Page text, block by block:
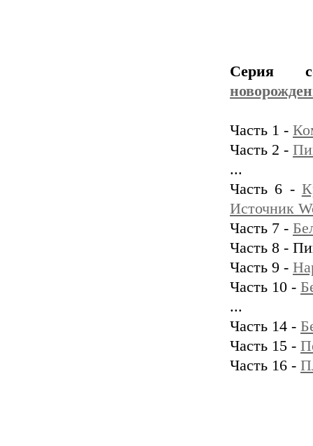
Серия
Часть 1 -
Часть 2 -
...
Часть 6 -
Источник
Часть 7 -
Часть 8 -
Часть 9 -
Часть 10 -
...
Часть 14 -
Часть 15 -
Часть 16 -